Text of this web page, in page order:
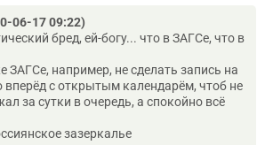
06-17 09:22)
бред, ей-богу... что в ЗАГСе, что в
ЗАГСе, например, не сделать запись на
вперёд с открытым календарём, чтоб не
за сутки в очередь, а спокойно всё
зазеркалье